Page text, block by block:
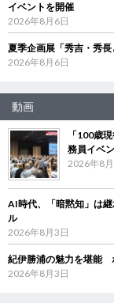
イベントを開催
2026年8月6日
夏季企画展「秀吉・秀
2026年8月6日
動画
「100歳
務員イベ
2026年8
AI時代、「暗黙知」は
ル
2026年8月3日
紀伊勝浦の魅力を堪能
2026年8月3日